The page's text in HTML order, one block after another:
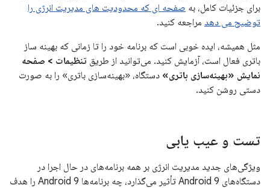
برای جزئیات کامل، به صفحه ای که محدودیت های مدیریت انرژی را
توضیح می دهد مراجعه کنید.
مثل همیشه، ایده خوبی است که برنامه خود را تا زمانی که بهینه ساز
باتری فعال است، آزمایش کنید. می‌توانید از طریق تنظیمات > صفحه
نمایش «بهینه‌سازی باتری» دستگاه، «بهینه‌سازی باتری» را به صورت
دستی روشن کنید.
تست و عیب یابی
ویژگی‌های جدید مدیریت انرژی بر همه برنامه‌های در حال اجرا در
دستگاه‌های Android 9 تأثیر می‌گذارد، چه برنامه‌ها Android 9 را هدف